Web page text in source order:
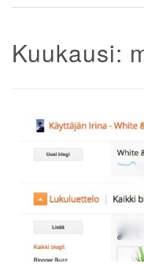
Kuukausi:
Artikkelien
selaus